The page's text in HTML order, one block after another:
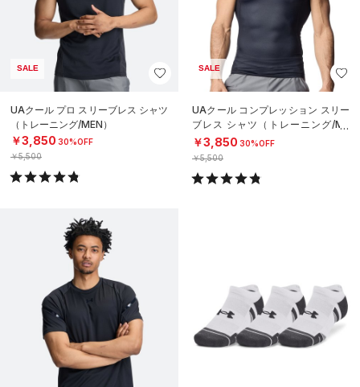
SALE
UAクール プロ スリーブレス シャツ
（トレーニング/MEN）
￥3,850 30%OFF
￥5,500
SALE
UAクール コンプレッション スリー
ブレス シャツ（トレーニング/ME
N）
￥3,850 30%OFF
￥5,500